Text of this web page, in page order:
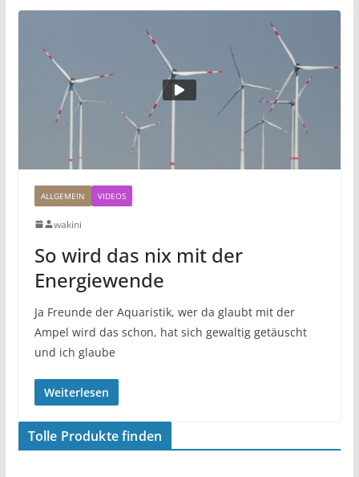
ALLGEMEIN VIDEOS
wakini
So wird das nix mit der
Energiewende
Ja Freunde der Aquaristik, wer da glaubt mit der
Ampel wird das schon, hat sich gewaltig getäuscht
und ich glaube
Weiterlesen
Tolle Produkte finden